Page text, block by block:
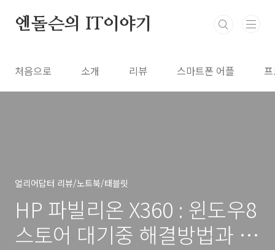
엔돌슨의 IT이야기
처음으로 소개 리뷰 스마트폰 어플
얼리어답터 리뷰/노트북/태블릿
HP 파빌리온 X360 : 윈도우8
스토어 대기중 해결방법과 파